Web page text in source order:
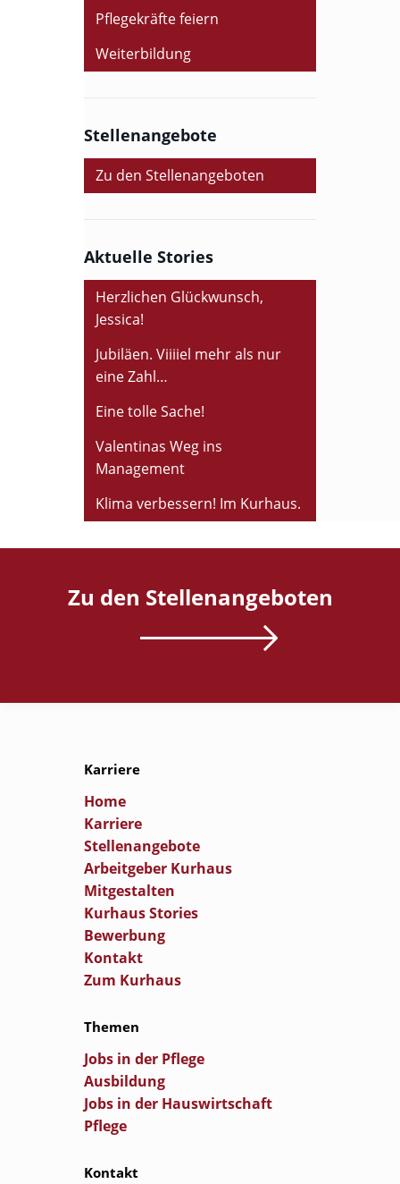
Pflegekräfte feiern
Weiterbildung
Stellenangebote
Zu den Stellenangeboten
Aktuelle Stories
Herzlichen Glückwunsch,
Jessica!
Jubiläen. Viiiiel mehr als nur
eine Zahl…
Eine tolle Sache!
Valentinas Weg ins
Management
Klima verbessern! Im Kurhaus.
Zu den Stellenangeboten
Karriere
Home
Karriere
Stellenangebote
Arbeitgeber Kurhaus
Mitgestalten
Kurhaus Stories
Bewerbung
Kontakt
Zum Kurhaus
Themen
Jobs in der Pflege
Ausbildung
Jobs in der Hauswirtschaft
Pflege
Kontakt